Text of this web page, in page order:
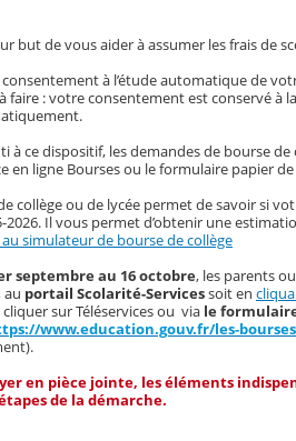
but de vous aider à assumer les frais de
à l’étude automatique de
faire : votre consentement est conservé
à ce dispositif, les demandes de bourse
en ligne Bourses ou le formulaire papier
collège ou de lycée permet de savoir si
2026. Il vous permet d’obtenir une
au simulateur de bourse de collège
septembre au 16 octobre, les parents
au portail Scolarité-Servicessoit en
cliquer sur Téléservices ou via le
www.education.gouv.fr/les-
en pièce jointe, les éléments
de la démarche.